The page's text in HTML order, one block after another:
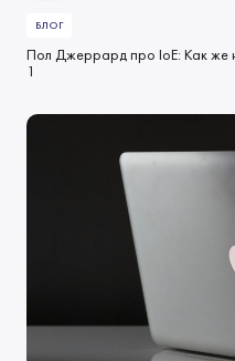
БЛОГ
Пол Джеррард про IoE: Как же
1